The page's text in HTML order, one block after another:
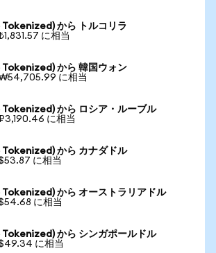
から トルコリラ
に相当
Tokenized) から 韓国ウォン
₩54,705.99 に相当
Tokenized) から ロシア・ルーブル
に相当
Tokenized) から カナダドル
に相当
Tokenized) から オーストラリアドル
に相当
から シンガポールドル
に相当